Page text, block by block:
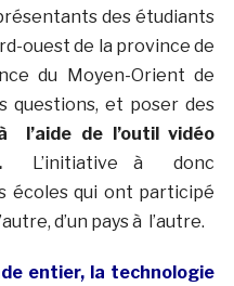
des étudiants
ouest de la province de
du Moyen-Orient de
questions, et poser des
l’aide de l’outil vidéo
L’initiative à donc
écoles qui ont participé
d’un pays à l’autre.
entier, la technologie